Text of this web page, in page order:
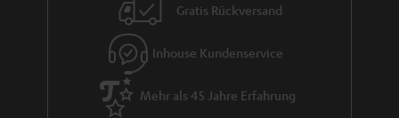
Gratis Rückversand
Inhouse Kundenservice
Mehr als 45 Jahre Erfahrung